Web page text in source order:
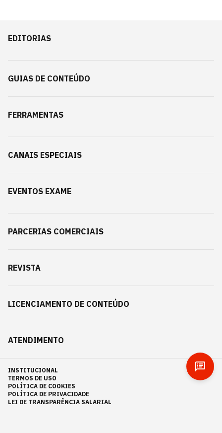
EDITORIAS
GUIAS DE CONTEÚDO
FERRAMENTAS
CANAIS ESPECIAIS
EVENTOS EXAME
PARCERIAS COMERCIAIS
REVISTA
LICENCIAMENTO DE CONTEÚDO
ATENDIMENTO
INSTITUCIONAL
TERMOS DE USO
POLÍTICA DE COOKIES
POLÍTICA DE PRIVACIDADE
LEI DE TRANSPARÊNCIA SALARIAL